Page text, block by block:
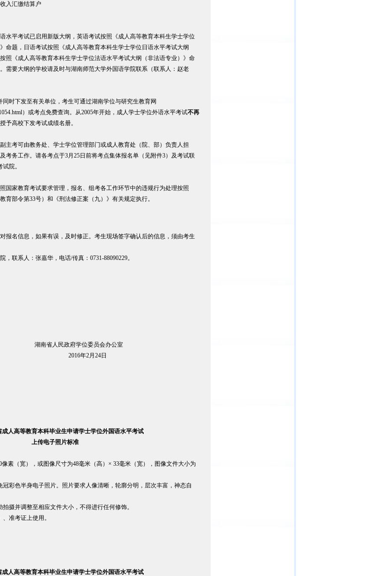
入汇缴结算户
水平考试已启用新版大纲，英语考试按照《成人高等教育本科生学士学位
命题，日语考试按照《成人高等教育本科生学士学位日语水平考试大纲
照《成人高等教育本科生学士学位法语水平考试大纲（非法语专业）》命
需要大纲的学校请及时与湖南师范大学外国语学院联系（联系人：赵老
同时下发至有关单位，考生可通过湖南学位与研究生教育网
）或考点免费查询。从2005年开始，成人学士学位外语水平考试不再
予高校下发考试成绩名册。
主考可由教务处、学士学位管理部门或成人教育处（院、部）负责人担
考务工作。请各考点于3月25日前将考点集体报名单（见附件3）及考试联
院。
国家教育考试要求管理，报名、组考各工作环节中的违规行为处理按照
育部令第33号）和《刑法修正案（九）》有关规定执行。
报名信息，如果有误，及时修正。考生现场签字确认后的信息，须由考生
，联系人：张嘉华，电话/传真：0731-88090229。
省人民政府学位委员会办公室
2016年2月24日
成人高等教育本科毕业生申请学士学位外国语水平考试
上传电子照片标准
素（宽），或图像尺寸为48毫米（高）× 33毫米（宽），图像文件大小为
彩色半身电子照片。照片要求人像清晰，轮廓分明，层次丰富，神态自
摄并调整至相应文件大小，不得进行任何修饰。
准考证上使用。
成人高等教育本科毕业生申请学士学位外国语水平考试